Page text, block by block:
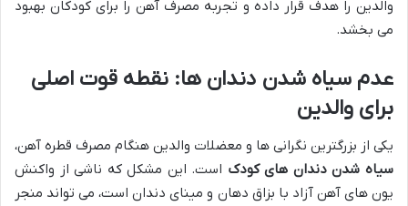
والدین را هدف قرار داده و تجربه مصرف آهن را برای کودکان بهبود
می بخشد.
عدم سیاه شدن دندان ها: نقطه قوت اصلی
برای والدین
یکی از بزرگترین نگرانی ها و معضلات والدین هنگام مصرف قطره آهن،
سیاه شدن دندان های کودک است. این مشکل که ناشی از واکنش
یون های آهن آزاد با بزاق دهان و مینای دندان است، می تواند منجر